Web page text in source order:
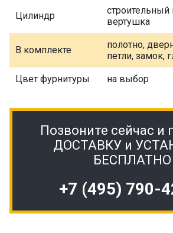
Цилиндр
вертушка
В комплекте
полотно,
петли, замок,
Цвет фурнитуры на выбор
Позвоните сейчас и
ДОСТАВКУ и
БЕСПЛАТНО
+7 (495) 790-